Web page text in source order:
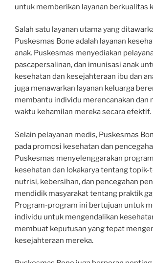
untuk memberikan layanan berkualitas
Salah satu layanan utama yang
Puskesmas Bone adalah layanan
anak. Puskesmas menyediakan
pascapersalinan, dan imunisasi anak
kesehatan dan kesejahteraan ibu dan
juga menawarkan layanan keluarga
membantu individu merencanakan dan
waktu kehamilan mereka secara efektif.
Selain pelayanan medis, Puskesmas
pada promosi kesehatan dan
Puskesmas menyelenggarakan
kesehatan dan lokakarya tentang
nutrisi, kebersihan, dan pencegahan
mendidik masyarakat tentang praktik
Program-program ini bertujuan untuk
individu untuk mengendalikan
membuat keputusan yang tepat
kesejahteraan mereka.